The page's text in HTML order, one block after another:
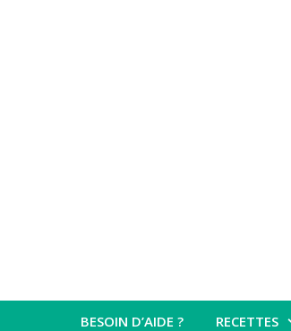
BESOIN D’AIDE ? RECETTES